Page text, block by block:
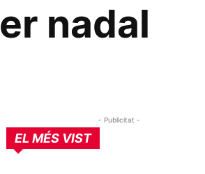
nadal
- Publicitat -
EL MÉS VIST